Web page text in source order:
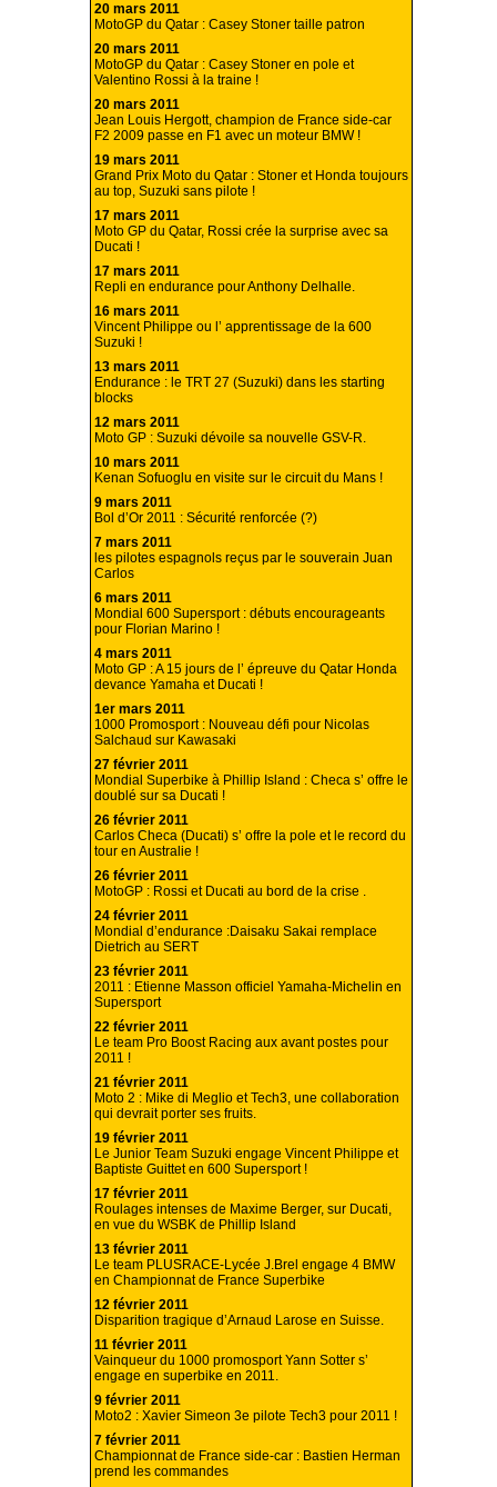
20 mars 2011
MotoGP du Qatar : Casey Stoner taille patron
20 mars 2011
MotoGP du Qatar : Casey Stoner en pole et
Valentino Rossi à la traine !
20 mars 2011
Jean Louis Hergott, champion de France side-car
F2 2009 passe en F1 avec un moteur BMW !
19 mars 2011
Grand Prix Moto du Qatar : Stoner et Honda toujours
au top, Suzuki sans pilote !
17 mars 2011
Moto GP du Qatar, Rossi crée la surprise avec sa
Ducati !
17 mars 2011
Repli en endurance pour Anthony Delhalle.
16 mars 2011
Vincent Philippe ou l’ apprentissage de la 600
Suzuki !
13 mars 2011
Endurance : le TRT 27 (Suzuki) dans les starting
blocks
12 mars 2011
Moto GP : Suzuki dévoile sa nouvelle GSV-R.
10 mars 2011
Kenan Sofuoglu en visite sur le circuit du Mans !
9 mars 2011
Bol d’Or 2011 : Sécurité renforcée (?)
7 mars 2011
les pilotes espagnols reçus par le souverain Juan
Carlos
6 mars 2011
Mondial 600 Supersport : débuts encourageants
pour Florian Marino !
4 mars 2011
Moto GP : A 15 jours de l’ épreuve du Qatar Honda
devance Yamaha et Ducati !
1er mars 2011
1000 Promosport : Nouveau défi pour Nicolas
Salchaud sur Kawasaki
27 février 2011
Mondial Superbike à Phillip Island : Checa s’ offre le
doublé sur sa Ducati !
26 février 2011
Carlos Checa (Ducati) s’ offre la pole et le record du
tour en Australie !
26 février 2011
MotoGP : Rossi et Ducati au bord de la crise .
24 février 2011
Mondial d’endurance :Daisaku Sakai remplace
Dietrich au SERT
23 février 2011
2011 : Etienne Masson officiel Yamaha-Michelin en
Supersport
22 février 2011
Le team Pro Boost Racing aux avant postes pour
2011 !
21 février 2011
Moto 2 : Mike di Meglio et Tech3, une collaboration
qui devrait porter ses fruits.
19 février 2011
Le Junior Team Suzuki engage Vincent Philippe et
Baptiste Guittet en 600 Supersport !
17 février 2011
Roulages intenses de Maxime Berger, sur Ducati,
en vue du WSBK de Phillip Island
13 février 2011
Le team PLUSRACE-Lycée J.Brel engage 4 BMW
en Championnat de France Superbike
12 février 2011
Disparition tragique d’Arnaud Larose en Suisse.
11 février 2011
Vainqueur du 1000 promosport Yann Sotter s’
engage en superbike en 2011.
9 février 2011
Moto2 : Xavier Simeon 3e pilote Tech3 pour 2011 !
7 février 2011
Championnat de France side-car : Bastien Herman
prend les commandes